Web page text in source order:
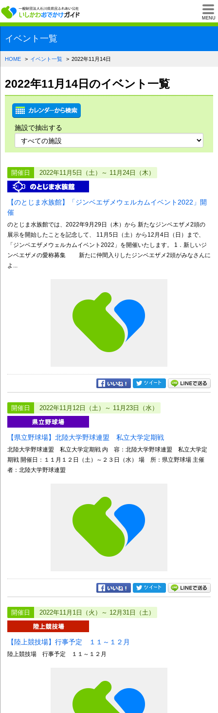
MENU
一般財団法人石川
イベント一覧
HOME イベント一覧 2022年11月14日
2022年11月14日のイベント一覧
施設で抽出する
開催日 2022年11月5日（土）～ 11月24日（木）
【のとじま水族館】「ジンベエザメウェルカムイベント2022」開
催
のとじま水族館では、2022年9月29日（木）から 新たなジンベエザメ2頭の
展示を開始したことを記念して、 11月5日（土）から12月4日（日）まで、
「ジンベエザメウェルカムイベント2022」を開催いたします。 1．新しいジ
ンベエザメの愛称募集 新たに仲間入りしたジンベエザメ2頭がみなさんに
よ...
開催日 2022年11月12日（土）～ 11月23日（水）
【県立野球場】北陸大学野球連盟 私立大学定期戦
北陸大学野球連盟 私立大学定期戦 内 容：北陸大学野球連盟 私立大学定
期戦 開催日：１１月１２日（土）～２３日（水） 場 所：県立野球場 主催
者：北陸大学野球連盟
開催日 2022年11月1日（火）～ 12月31日（土）
【陸上競技場】行事予定 １１～１２月
陸上競技場 行事予定 １１～１２月